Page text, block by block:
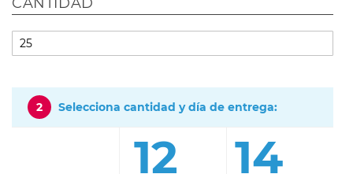
2 Selecciona cantidad y día de entrega:
12 14